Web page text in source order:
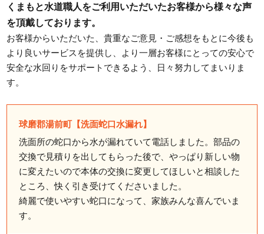
くまもと水道職人をご利用いただいたお客様から様々な声
を頂戴しております。
お客様からいただいた、貴重なご意見・ご感想をもとに今後も
より良いサービスを提供し、より一層お客様にとっての安心で
安全な水回りをサポートできるよう、日々努力してまいりま
す。
球磨郡湯前町【洗面蛇口水漏れ】
洗面所の蛇口から水が漏れていて電話しました。部品の
交換で見積りを出してもらった後で、やっぱり新しい物
に変えたいので本体の交換に変更してほしいと相談した
ところ、快く引き受けてくださいました。
綺麗で使いやすい蛇口になって、家族みんな喜んでいま
す。